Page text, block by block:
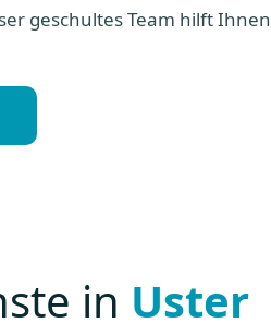
geschultes Team hilft Ihnen
in Uster